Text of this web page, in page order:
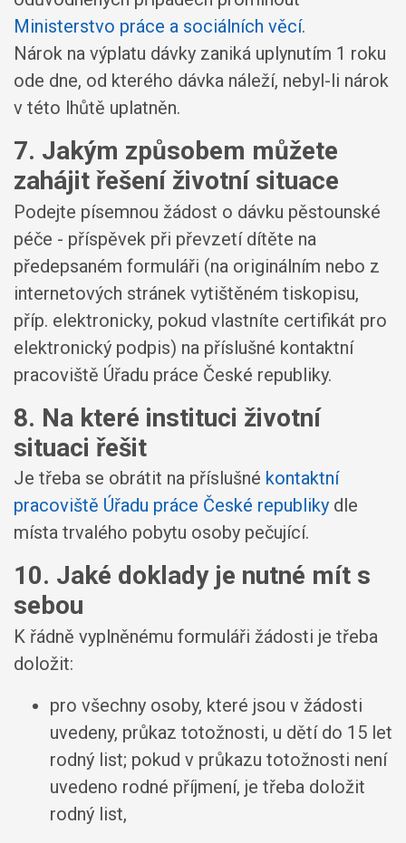
Ministerstvo práce a sociálních věcí.
Nárok na výplatu dávky zaniká uplynutím 1 roku
ode dne, od kterého dávka náleží, nebyl-li nárok
v této lhůtě uplatněn.
7. Jakým způsobem můžete
zahájit řešení životní situace
Podejte písemnou žádost o dávku pěstounské
péče - příspěvek při převzetí dítěte na
předepsaném formuláři (na originálním nebo z
internetových stránek vytištěném tiskopisu,
příp. elektronicky, pokud vlastníte certifikát pro
elektronický podpis) na příslušné kontaktní
pracoviště Úřadu práce České republiky.
8. Na které instituci životní
situaci řešit
Je třeba se obrátit na příslušné kontaktní
pracoviště Úřadu práce České republiky dle
místa trvalého pobytu osoby pečující.
10. Jaké doklady je nutné mít s
sebou
K řádně vyplněnému formuláři žádosti je třeba
doložit:
pro všechny osoby, které jsou v žádosti
uvedeny, průkaz totožnosti, u dětí do 15 let
rodný list; pokud v průkazu totožnosti není
uvedeno rodné příjmení, je třeba doložit
rodný list,